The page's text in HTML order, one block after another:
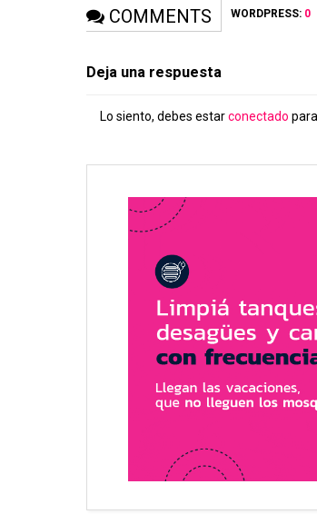
COMMENTS WORDPRESS: 0
Deja una respuesta
Lo siento, debes estarconectado